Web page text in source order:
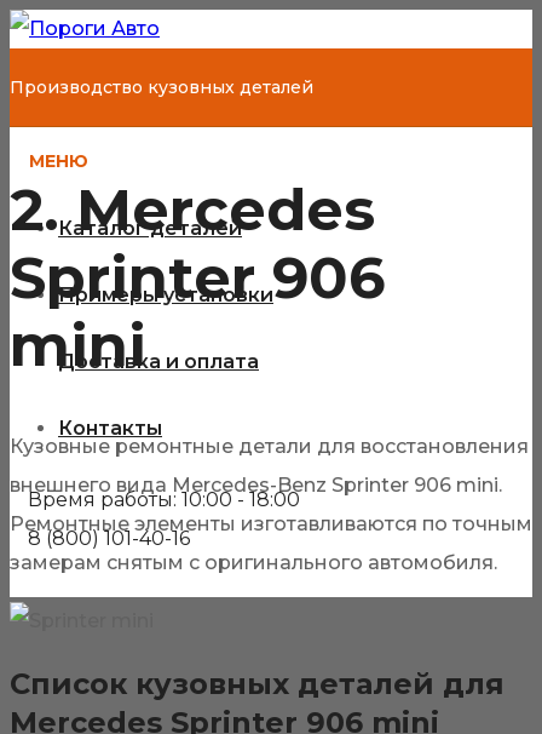
Производство кузовных деталей
МЕНЮ
Каталог деталей
Примеры установки
Доставка и оплата
Контакты
Время работы: 10:00 - 18:00
8 (800) 101-40-16
2. Mercedes
Sprinter 906
mini
Кузовные ремонтные детали для восстановления
внешнего вида Mercedes-Benz Sprinter 906 mini.
Ремонтные элементы изготавливаются по точным
замерам снятым с оригинального автомобиля.
Список кузовных деталей для
Mercedes Sprinter 906 mini